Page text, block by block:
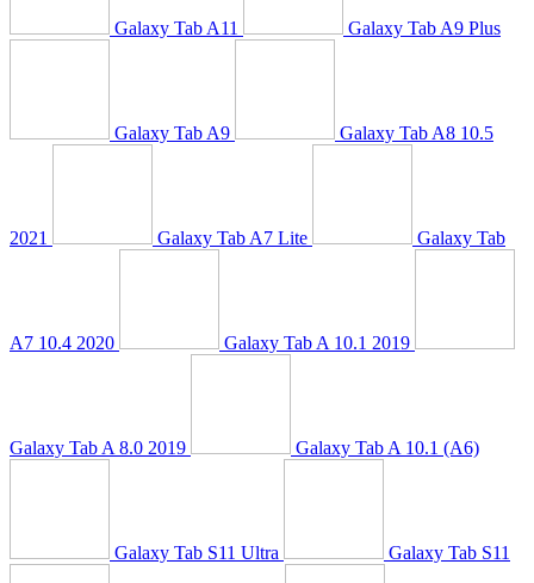
Galaxy Tab A11 Galaxy Tab A9 Plus
Galaxy Tab A9 Galaxy Tab A8 10.5
2021 Galaxy Tab A7 Lite Galaxy Tab
A7 10.4 2020 Galaxy Tab A 10.1 2019
Galaxy Tab A 8.0 2019 Galaxy Tab A 10.1 (A6)
Galaxy Tab S11 Ultra Galaxy Tab S11